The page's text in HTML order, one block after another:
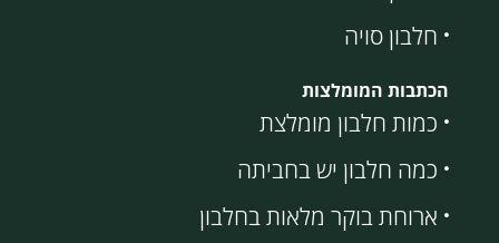
חלבון סויה
הכתבות המומלצות
כמות חלבון מומלצת
כמה חלבון יש בחביתה
ארוחת בוקר מלאות בחלבון